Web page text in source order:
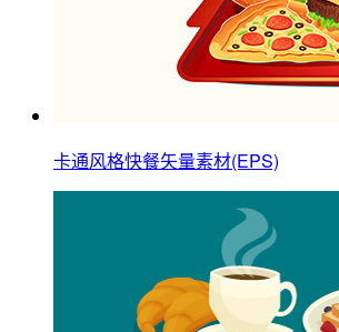
卡通风格快餐矢量素材(EPS)